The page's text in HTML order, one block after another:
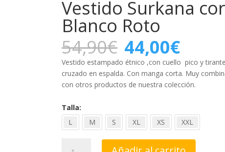
Vestido Surkana
Blanco Roto
54,90€ El
precio
original
era:
54,90€.
44,00€El
es:
Vestido estampado étnico ,con cuello pico y
cruzado en espalda. Con manga corta. Muy
con otros productos de nuestra colección.
Talla
L
M S XL XS XXL